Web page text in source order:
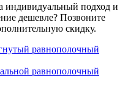
индивидуальный подход и
дешевле? Позвоните
скидку.
равнополочный
равнополочный